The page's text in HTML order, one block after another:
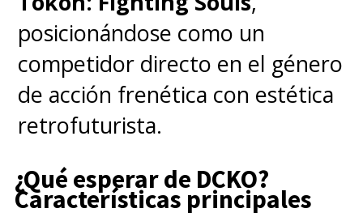
posicionándose como un
competidor directo en el género
de acción frenética con estética
retrofuturista.
¿Qué esperar de DCKO?
Características principales